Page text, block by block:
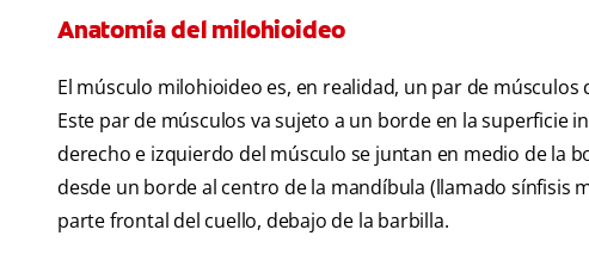
Anatomía del milohioideo
El músculo milohioideo es, en realidad, un par de
Este par de músculos va sujeto a un borde en la superficie
derecho e izquierdo del músculo se juntan en medio de la
desde un borde al centro de la mandíbula (llamado sínfisis
parte frontal del cuello, debajo de la barbilla.